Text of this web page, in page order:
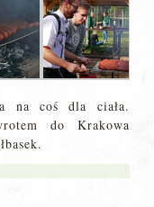
na coś dla ciała.
do Krakowa